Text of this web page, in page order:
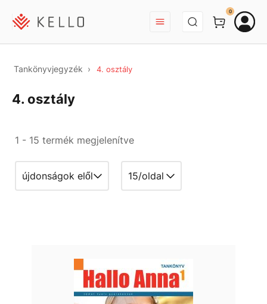
BEJELENTKEZÉS
0
Tankönyvjegyzék 4. osztály
4. osztály
1 - 15 termék megjelenítve